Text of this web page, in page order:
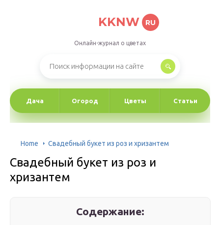
KKNW RU
Онлайн-журнал о цветах
Дача Огород Цветы Статьи
Home Свадебный букет из роз и хризантем
Свадебный букет из роз и
хризантем
Содержание: